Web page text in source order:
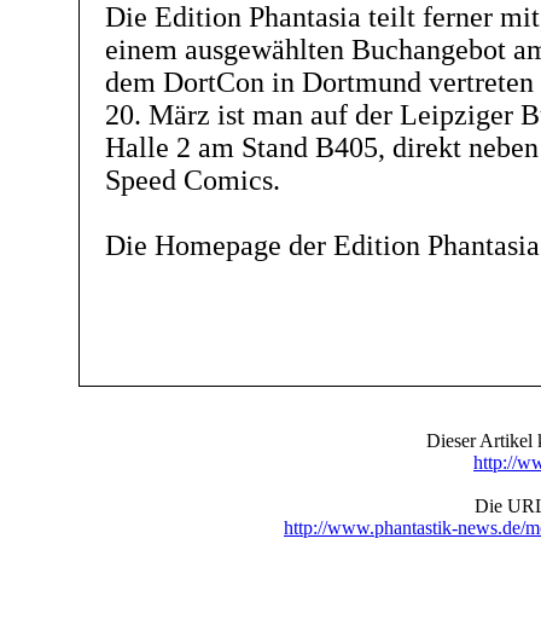
Die Edition Phantasia teilt ferner
einem ausgewählten Buchangebot
dem DortCon in Dortmund
20. März ist man auf der Leipziger
Halle 2 am Stand B405, direkt
Speed Comics.
Die Homepage der Edition
Dieser Artikel
http://
Die
http://www.phantastik-news.de/